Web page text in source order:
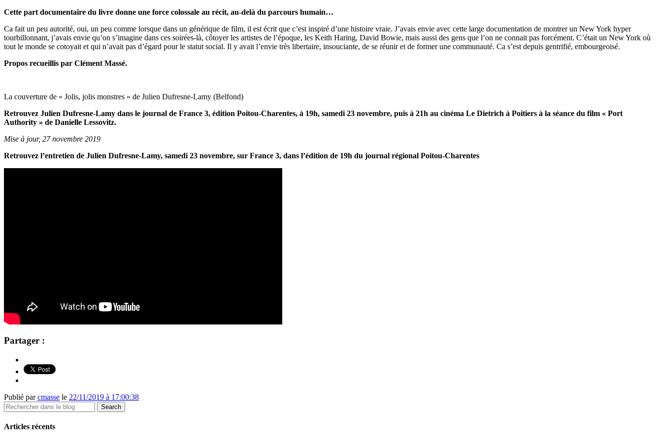
Cette part documentaire du livre donne une force colossale au récit, au-delà du parcours humain…
Ca fait un peu autorité, oui, un peu comme lorsque dans un générique de film, il est écrit que c’est inspiré d’une histoire vraie. J’avais envie avec cette large documentation de montrer un New York hyper
tourbillonnant, j’avais envie qu’on s’imagine dans ces soirées-là, côtoyer les artistes de l’époque, les Keith Haring, David Bowie, mais aussi des gens que l’on ne connait pas forcément. C’était un New York où
tout le monde se cotoyait et qui n’avait pas d’égard pour le statut social. Il y avait l’envie très libertaire, insouciante, de se réunir et de former une communauté. Ca s’est depuis gentrifié, embourgeoisé.
Propos recueillis par Clément Massé.
La couverture de « Jolis, jolis monstres » de Julien Dufresne-Lamy (Belfond)
Retrouvez Julien Dufresne-Lamy dans le journal de France 3, édition Poitou-Charentes, à 19h, samedi 23 novembre, puis à 21h au cinéma Le Dietrich à Poitiers à la séance du film « Port
Authority » de Danielle Lessovitz.
Mise à jour, 27 novembre 2019
Retrouvez l’entretien de Julien Dufresne-Lamy, samedi 23 novembre, sur France 3, dans l’édition de 19h du journal régional Poitou-Charentes
Partager :
Publié parcmasse le 22/11/2019 à 17:00:38
Articles récents